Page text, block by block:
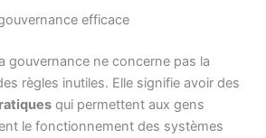
efficace
gouvernance ne concerne pas la
règles inutiles. Elle signifie avoir des
qui permettent aux gens
le fonctionnement des systèmes